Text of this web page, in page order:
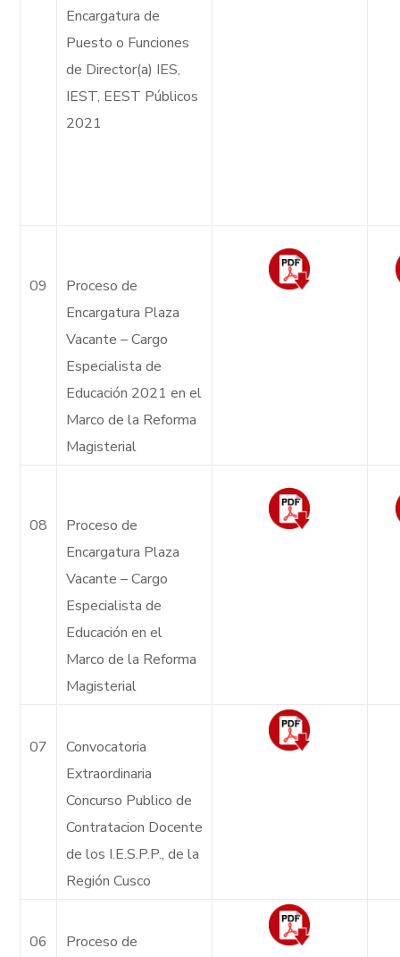
Encargatura de
Puesto o Funciones
de Director(a) IES,
IEST, EEST Públicos
2021
09
Proceso de
Encargatura Plaza
Vacante – Cargo
Especialista de
Educación 2021 en el
Marco de la Reforma
Magisterial
08
Proceso de
Encargatura Plaza
Vacante – Cargo
Especialista de
Educación en el
Marco de la Reforma
Magisterial
07
Convocatoria
Extraordinaria
Concurso Publico de
Contratacion Docente
de los I.E.S.P.P., de la
Región Cusco
06 Proceso de